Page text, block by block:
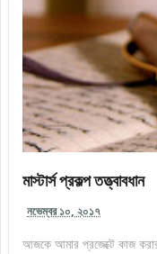
মাস্টার্স প্রকল্প তত্ত্বাবধান
নভেম্বর ১০, ২০১৭
আজকে আমার প্রজেক্টে কাজ